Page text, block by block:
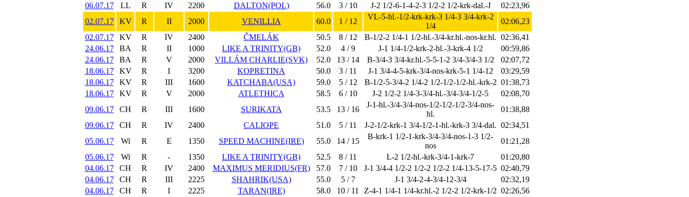
06.07.17
LL R IV 2200 DALTON(POL) 56.0 3 / 10 J-2 1/2-6-1-4-2-3 1/2-2 1/2-krk-dal.-J
02:23,96
02.07.17
KV R II 2000 VENILLIA 60.0 1 / 12
VL-5-hl.-1/2-krk-krk-3 1/4-3 3/4-krk-2
1/4
02:06,23
02.07.17
KV R IV 2400 ČMELÁK 50.5 8 / 12 B-1/2-2 1/4-1 1/2-hl.-3/4-kr.hl.-nos-kr.hl. 02:36,41
24.06.17
BA R II 1000 LIKE A TRINITY(GB) 52.0 4 / 9 J-1 1/4-1/2-krk-2-hl.-3-krk-4 1/2
00:59,86
24.06.17
BA R V 2000 VILLÁM CHARLIE(SVK) 52.0 13 / 14 B-3/4-3 3/4-kr.hl.-5-5-1-2 3/4-3/4-3 1/2
02:07,72
18.06.17
KV R I 3200 KOPRETINA 50.0 3 / 11 J-1 3/4-4-5-krk-3/4-nos-krk-5-1 1/4-12
03:29,59
18.06.17
KV R III 1600 KATCHABA(USA) 59.0 5 / 12 B-1/2-5-3/4-2 1/4-2 1/2-1/2-1/2-hl.-krk-2 01:38,73
18.06.17
KV R V 2000 ATLETHICA 58.5 6 / 10 J-2 1/2-2 1/4-3-3/4-hl.-3/4-3/4-1/2-5
02:08,70
09.06.17
CH R III 1600 SURIKATA 53.5 13 / 16
J-1-hl.-3/4-3/4-nos-1/2-1/2-1/2-3/4-nos-
hl.
01:38,88
09.06.17
CH R IV 2400 CALIOPE 51.0 5 / 11 J-2-1/2-krk-1 3/4-1/2-1-hl.-krk-3 3/4-dal. 02:34,51
05.06.17
Wi R E 1350 SPEED MACHINE(IRE) 55.0 14 / 15
B-krk-1 1/2-1-krk-3/4-3/4-nos-1-3 1/2-
nos
01:21,28
05.06.17
Wi R - 1350 LIKE A TRINITY(GB) 52.5 8 / 11 L-2 1/2-hl.-krk-3/4-1-krk-7
01:20,80
04.06.17
CH R IV 2400 MAXIMUS MERIDIUS(FR) 57.0 7 / 10 J-1 3/4-4 1/2-2 1/2-2 1/2-2 1/4-13-5-17-5 02:40,79
04.06.17
CH R III 2225 SHAHRIK(USA) 55.0 5 / 7 J-1 3/4-2-4-3/4-12-3/4
02:32,19
04.06.17
CH R I 2225 TARAN(IRE) 58.0 10 / 11 Z-4-1 1/4-1 1/4-kr.hl.-2 1/2-2 1/2-krk-1/2 02:26,56